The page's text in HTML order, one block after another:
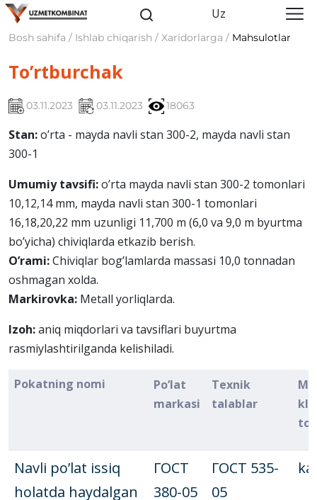
Uz
Bosh sahifa / Ishlab chiqarish / Xaridorlarga / Mahsulotlar
To’rtburchak
03.11.2023 03.11.2023 18063
Stan:o’rta - mayda navli stan 300-2, mayda navli stan
300-1
Umumiy tavsifi:o’rta mayda navli stan 300-2 tomonlari
10,12,14 mm, mayda navli stan 300-1 tomonlari
16,18,20,22 mm uzunligi 11,700 m (6,0 va 9,0 m byurtma
bo’yicha) chiviqlarda еtkazib bеrish.
O’rami:Chiviqlar bog’lamlarda massasi 10,0 tonnadan
oshmagan xolda.
Markirovka: Mеtall yorliqlarda.
Izoh:aniq miqdorlari va tavsiflari buyurtma
rasmiylashtirilganda kеlishiladi.
Pokatning nomi
Po’lat
markasi
Tеxnik
talablar
Navli po’lat issiq
holatda haydalgan
ГОСТ
380-05
ГОСТ 535-
05